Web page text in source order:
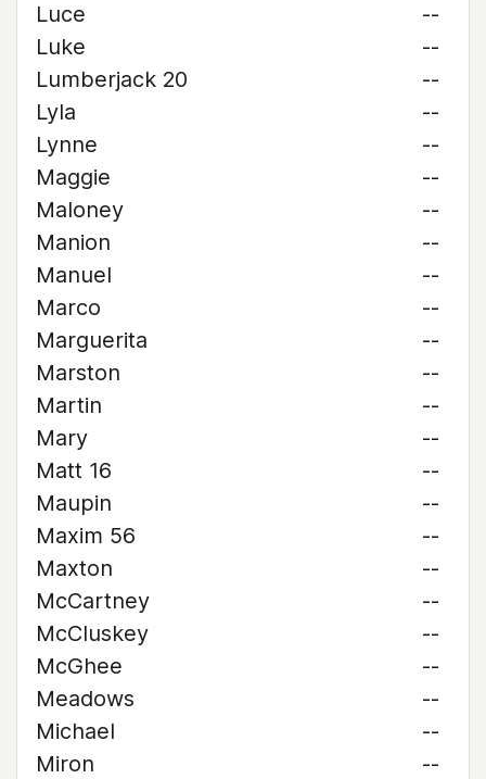
Luce
--
Luke
--
Lumberjack 20
--
Lyla
--
Lynne
--
Maggie
--
Maloney
--
Manion
--
Manuel
--
Marco
--
Marguerita
--
Marston
--
Martin
--
Mary
--
Matt 16
--
Maupin
--
Maxim 56
--
Maxton
--
McCartney
--
McCluskey
--
McGhee
--
Meadows
--
Michael
--
Miron
--